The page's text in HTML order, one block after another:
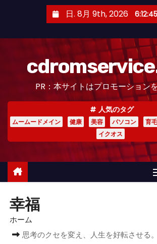
日. 8月 9th, 2026
PR：本サイトはプロモーション
人気のタグ
ムームードメイン 健康 美容 パソコン 育
イクオス
幸福
ホーム
思考のクセを変え、人生を好転させる